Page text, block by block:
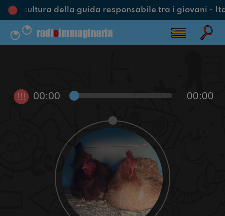
cultura della guida responsabile tra i giovani-
!!! 00:00 00:00